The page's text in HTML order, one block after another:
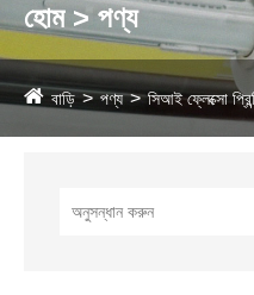
হোম > পণ্য
বাড়ি পণ্য সিআই ফ্লেক্সো